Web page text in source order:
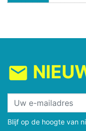
mail
Blijf op de hoogte van